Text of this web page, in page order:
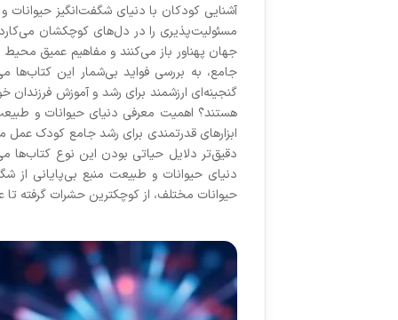
آشنایی کودکان با دنیای شگفت‌انگیز
مسئولیت‌پذیری را در دل‌های کوچکشان
جهان پهناور باز می‌کنند و مفاهیم عمیق محیط
جامع، به بررسی فواید بی‌شمار این کتاب‌ها
گنجینه‌ای ارزشمند برای رشد و آموزش
هستند؟ اهمیت معرفی دنیای حیوانات و
ابزارهای قدرتمندی برای رشد جامع کودک عمل
دقیق‌تر دلایل حیاتی بودن این نوع
دنیای حیوانات و طبیعت منبع بی‌پایانی از
حیوانات مختلف، از کوچکترین حشرات گرفته